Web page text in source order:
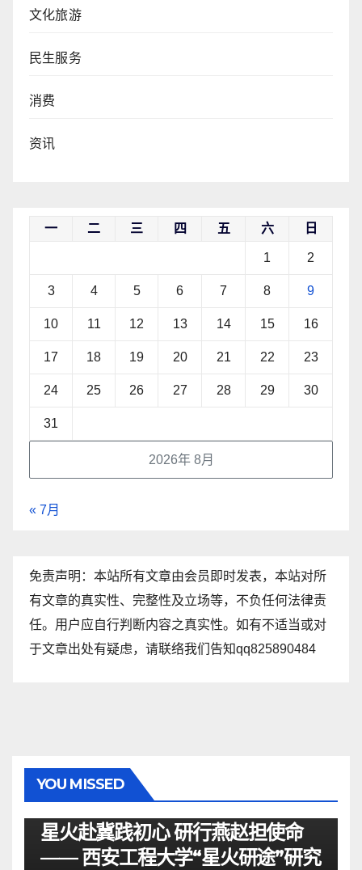
文化旅游
民生服务
消费
资讯
2026年 8月
一 二 三 四 五 六 日
1 2
3 4 5 6 7 8 9
10 11 12 13 14 15 16
17 18 19 20 21 22 23
24 25 26 27 28 29 30
31
« 7月
免责声明：本站所有文章由会员即时发表，本站对所
有文章的真实性、完整性及立场等，不负任何法律责
任。用户应自行判断内容之真实性。如有不适当或对
于文章出处有疑虑，请联络我们告知qq825890484
YOU MISSED
星火赴冀践初心 研行燕赵担使命
—— 西安工程大学“星火研途”研究